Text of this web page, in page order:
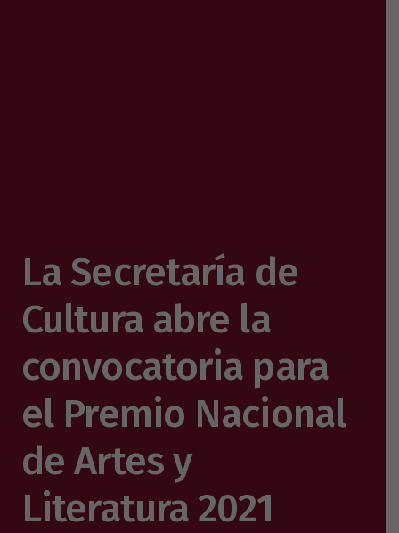
La Secretaría de
Cultura abre la
convocatoria para
el Premio Nacional
de Artes y
Literatura 2021